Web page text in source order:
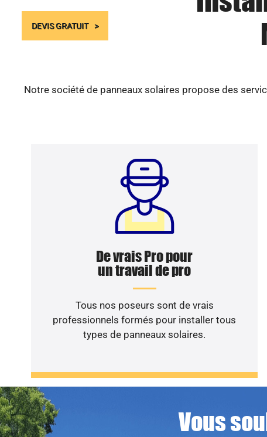
DEVIS GRATUIT
Notre société de panneaux solaires propose des
De vrais Pro pour
un travail de pro
Tous nos poseurs sont de vrais
professionnels formés pour installer tous
types de panneaux solaires.
Vous